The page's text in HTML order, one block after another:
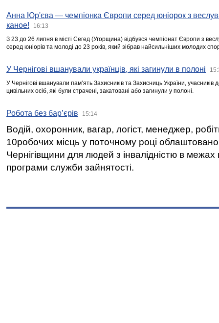
Анна Юр'єва — чемпіонка Європи серед юніорок з
каное!
16:13
З 23 до 26 липня в місті Сегед (Угорщина) відбувся чемпіонат Європи з
серед юніорів та молоді до 23 років, який зібрав найсильніших молодих
У Чернігові вшанували українців, які загинули в полоні
У Чернігові вшанували пам’ять Захисників та Захисниць України,
цивільних осіб, які були страчені, закатовані або загинули у полоні.
Робота без бар’єрів 15:14
Водій, охоронник, вагар, логіст, менеджер,
10робочих місць у поточному році
Чернігівщини для людей з інвалідністю в межах
програми служби зайнятості.